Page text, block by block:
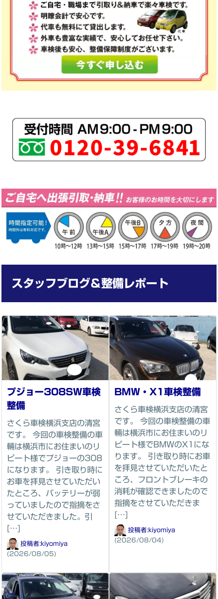
スタッフブログ＆整備レポート
プジョー308SW車検
整備
さくら車検横浜支店の清宮
です。 今回の車検整備の車
輛は横浜市にお住まいのリ
ピート様でプジョーの308
になります。 引き取り時に
お車を拝見させていただい
たところ、バッテリーが弱
っていましたので指摘をさ
せていただきました。引
[…]
投稿者:kiyomiya
(2026/08/05)
BMW・X1車検整備
さくら車検横浜支店の清宮
です。 今回の車検整備の車
輛は横浜市にお住まいのリ
ピート様でBMWのX1にな
ります。 引き取り時にお車
を拝見させていただいたと
ころ、フロントブレーキの
消耗が確認できましたので
指摘をさせていただきま
[…]
投稿者:kiyomiya
(2026/08/04)